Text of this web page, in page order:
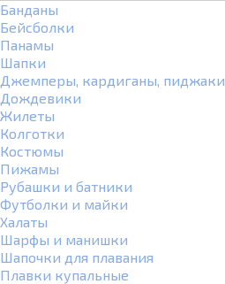
Банданы
Бейсболки
Панамы
Шапки
Джемперы, кардиганы, пиджаки
Дождевики
Жилеты
Колготки
Костюмы
Пижамы
Рубашки и батники
Футболки и майки
Халаты
Шарфы и манишки
Шапочки для плавания
Плавки купальные